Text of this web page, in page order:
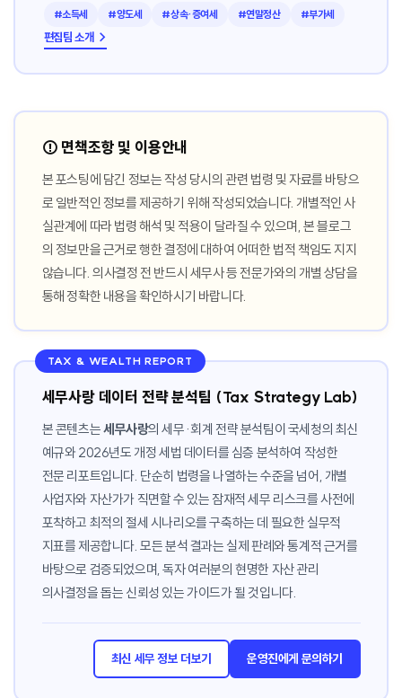
#소득세 #양도세 #상속·증여세 #연말정산 #부가세
편집팀 소개 →
⚠️ 면책조항 및 이용안내
본 포스팅에 담긴 정보는 작성 당시의 관련 법령 및 자료를 바탕으
로 일반적인 정보를 제공하기 위해 작성되었습니다. 개별적인 사
실관계에 따라 법령 해석 및 적용이 달라질 수 있으며, 본 블로그
의 정보만을 근거로 행한 결정에 대하여 어떠한 법적 책임도 지지
않습니다. 의사결정 전 반드시 세무사 등 전문가와의 개별 상담을
통해 정확한 내용을 확인하시기 바랍니다.
TAX & WEALTH REPORT
세무사랑 데이터 전략 분석팀 (Tax Strategy Lab)
본 콘텐츠는세무사랑의 세무·회계 전략 분석팀이 국세청의 최신
예규와 2026년도 개정 세법 데이터를 심층 분석하여 작성한
전문 리포트입니다. 단순히 법령을 나열하는 수준을 넘어, 개별
사업자와 자산가가 직면할 수 있는 잠재적 세무 리스크를 사전에
포착하고 최적의 절세 시나리오를 구축하는 데 필요한 실무적
지표를 제공합니다. 모든 분석 결과는 실제 판례와 통계적 근거를
바탕으로 검증되었으며, 독자 여러분의 현명한 자산 관리
의사결정을 돕는 신뢰성 있는 가이드가 될 것입니다.
최신 세무 정보 더보기 운영진에게 문의하기